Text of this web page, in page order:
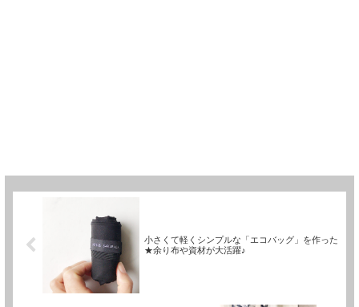
小さくて軽くシンプルな「エコバッグ」を作った
★余り布や資材が大活躍♪